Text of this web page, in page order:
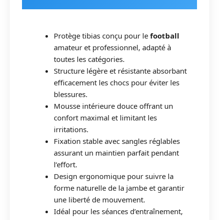
Protège tibias conçu pour le football
amateur et professionnel, adapté à
toutes les catégories.
Structure légère et résistante absorbant
efficacement les chocs pour éviter les
blessures.
Mousse intérieure douce offrant un
confort maximal et limitant les
irritations.
Fixation stable avec sangles réglables
assurant un maintien parfait pendant
l’effort.
Design ergonomique pour suivre la
forme naturelle de la jambe et garantir
une liberté de mouvement.
Idéal pour les séances d’entraînement,